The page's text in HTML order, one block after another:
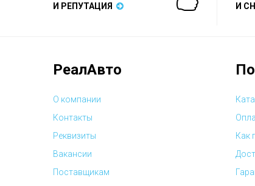
И РЕПУТАЦИЯ
И
РеалАвто
О компании
Контакты
Реквизиты
Вакансии
Поставщикам
Как